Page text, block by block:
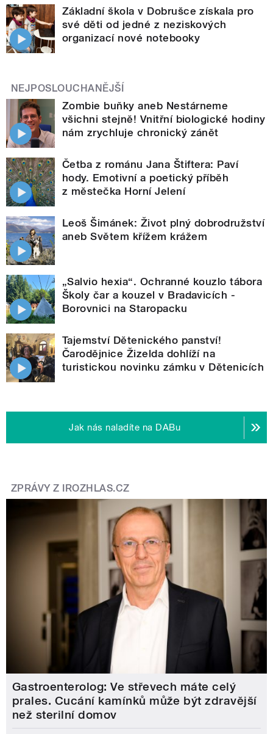
Základní škola v Dobrušce získala pro
své děti od jedné z neziskových
organizací nové notebooky
NEJPOSLOUCHANĚJŠÍ
Zombie buňky aneb Nestárneme
všichni stejně! Vnitřní biologické hodiny
nám zrychluje chronický zánět
Četba z románu Jana Štiftera: Paví
hody. Emotivní a poetický příběh
z městečka Horní Jelení
Leoš Šimánek: Život plný dobrodružství
aneb Světem křížem krážem
„Salvio hexia“. Ochranné kouzlo tábora
Školy čar a kouzel v Bradavicích -
Borovnici na Staropacku
Tajemství Dětenického panství!
Čarodějnice Žizelda dohlíží na
turistickou novinku zámku v Dětenicích
Jak nás naladíte na DABu
ZPRÁVY Z IROZHLAS.CZ
Gastroenterolog: Ve střevech máte celý
prales. Cucání kamínků může být zdravější
než sterilní domov